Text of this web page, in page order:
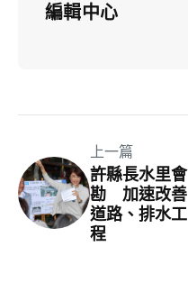
編輯中心
上一篇
許縣長水里會
勘 加速改善
道路、排水工
程